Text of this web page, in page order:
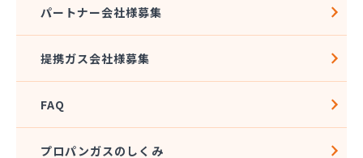
パートナー会社様募集
提携ガス会社様募集
FAQ
プロパンガスのしくみ